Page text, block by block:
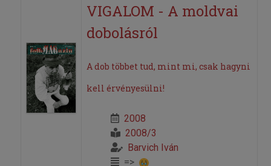
VIGALOM - A moldvai
dobolásról
A dob többet tud, mint mi, csak hagyni
kell érvényesülni!
2008
2008/3
Barvich Iván
=>